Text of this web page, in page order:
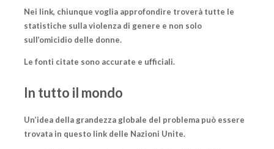
Nei link, chiunque voglia approfondire troverà tutte le
statistiche sulla violenza di genere e non solo
sull’omicidio delle donne.
Le fonti citate sono accurate e ufficiali.
In tutto il mondo
Un’idea della grandezza globale del problema può essere
trovata in questo link delle Nazioni Unite.